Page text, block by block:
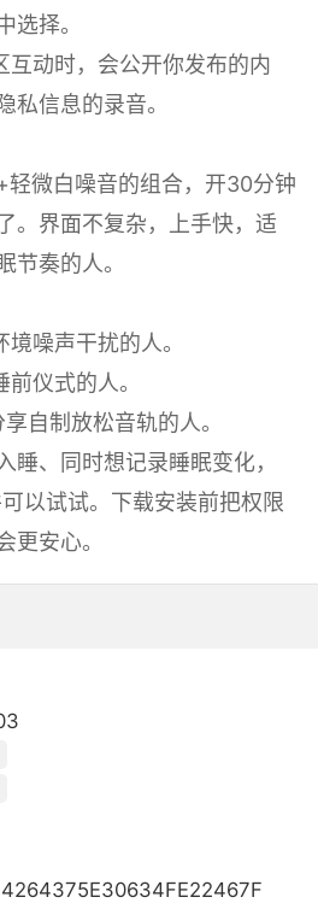
选择。
互动时，会公开你发布的内
私信息的录音。
轻微白噪音的组合，开30分钟
。界面不复杂，上手快，适
节奏的人。
噪声干扰的人。
仪式的人。
自制放松音轨的人。
睡、同时想记录睡眠变化，
以试试。下载安装前把权限
更安心。